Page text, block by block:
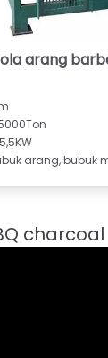
arang
arang, bubuk